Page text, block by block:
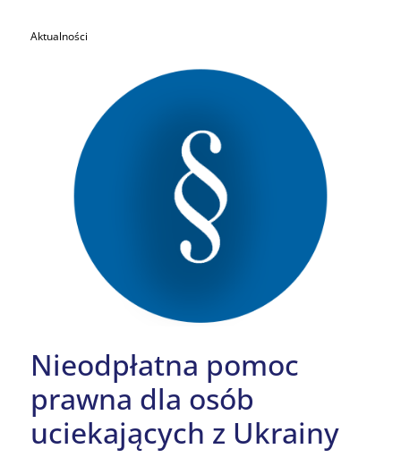
Aktualności
Nieodpłatna pomoc
prawna dla osób
uciekających z Ukrainy